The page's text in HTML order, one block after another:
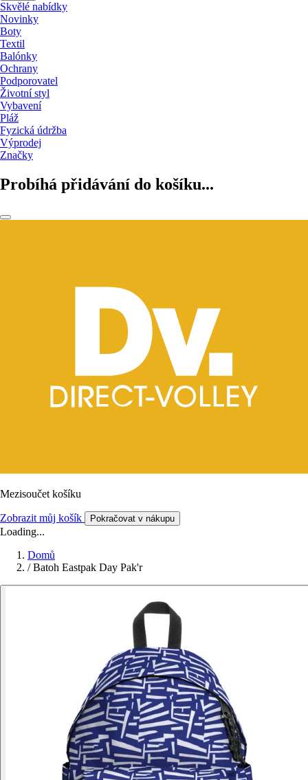
Skvělé nabídky
Novinky
Boty
Textil
Balónky
Ochrany
Podporovatel
Životní styl
Vybavení
Pláž
Fyzická údržba
Výprodej
Značky
Probíhá přidávání do košíku...
Mezisoučet košíku
Zobrazit můj košík Pokračovat v nákupu
Loading...
Domů
/ Batoh Eastpak Day Pak'r